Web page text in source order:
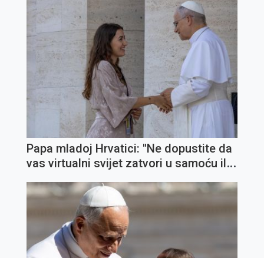
cijeniti i kojima treba služiti''
Papa mladoj Hrvatici: ''Ne dopustite da
vas virtualni svijet zatvori u samoću ili
prijateljstva''